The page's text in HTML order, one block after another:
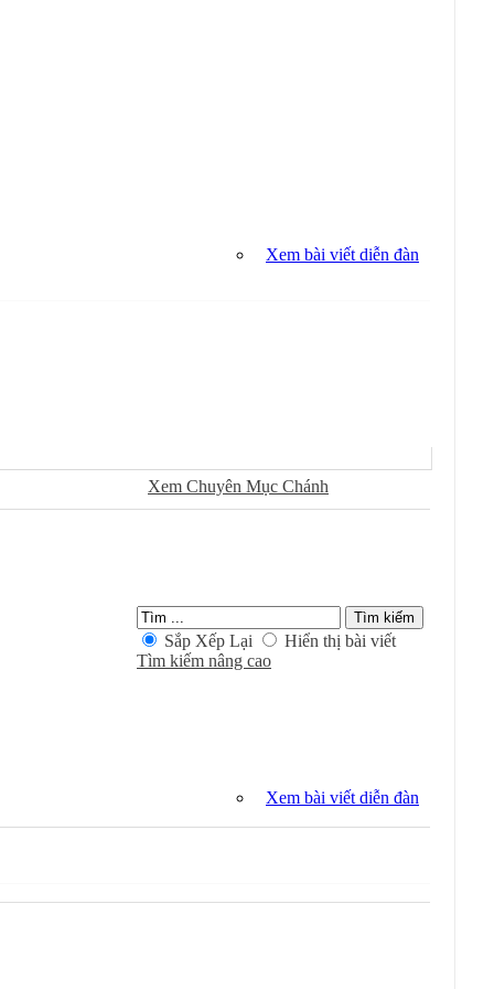
Xem bài viết diễn đàn
Ðánh Dấu Ðã Ðọc
Xem Chuyên Mục Chánh
Sắp Xếp Lại
Hiển thị bài viết
Tìm kiếm nâng cao
Xem bài viết diễn đàn